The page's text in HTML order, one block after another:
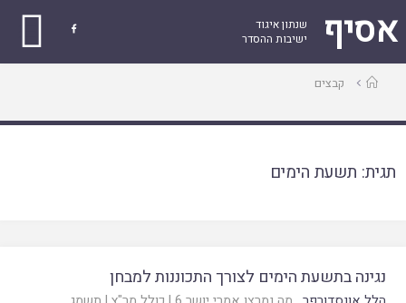
אסיף
שנתון איגוד
ישיבות ההסדר

עמודקבצים
תגית: תשעת הימים
נגינה בתשעת הימים לצורך התכוננות למבחן